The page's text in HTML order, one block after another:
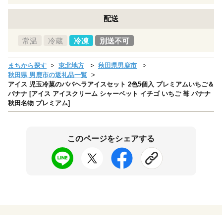
配送
常温 冷蔵 冷凍 別送不可
まちから探す 東北地方
秋田県男鹿市
秋田県 男鹿市の返礼品一覧
アイス 児玉冷菓のババヘラアイスセット 2色5個入 プレミアムいちご＆
バナナ [アイス アイスクリーム シャーベット イチゴ いちご 苺 バナナ
秋田名物 プレミアム]
このページをシェアする